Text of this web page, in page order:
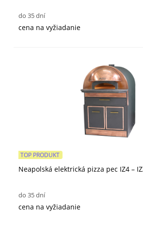
do 35 dní
cena na vyžiadanie
Neapolská elektrická pizza pec IZ4 –
TOP PRODUKT
do 35 dní
cena na vyžiadanie